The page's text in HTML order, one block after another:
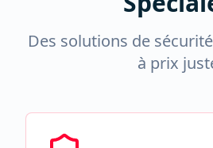
Des solutions de
à prix